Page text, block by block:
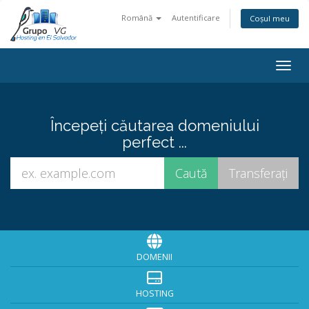
Română Autentificare Coșul meu
Începeți căutarea domeniului
perfect ...
DOMENII
HOSTING